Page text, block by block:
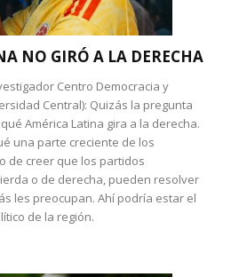
NO GIRÓ A LA DERECHA
Centro Democracia y
Central): Quizás la pregunta
América Latina gira a la derecha.
una parte creciente de los
de creer que los partidos
o de derecha, pueden resolver
les preocupan. Ahí podría estar el
de la región.